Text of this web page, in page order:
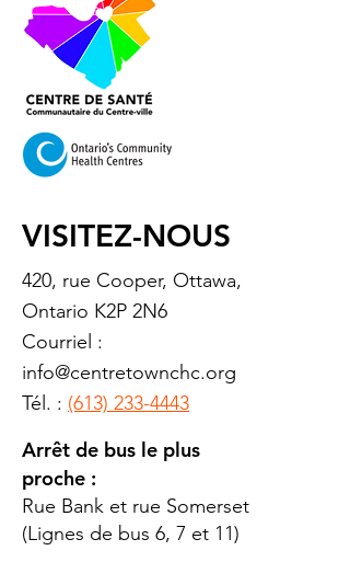
VISITEZ-NOUS
420, rue Cooper, Ottawa,
Ontario K2P 2N6
Courriel :
info@centretownchc.org
Tél. : (613) 233-4443
Arrêt de bus le plus
proche :
Rue Bank et rue Somerset
(Lignes de bus 6, 7 et 11)